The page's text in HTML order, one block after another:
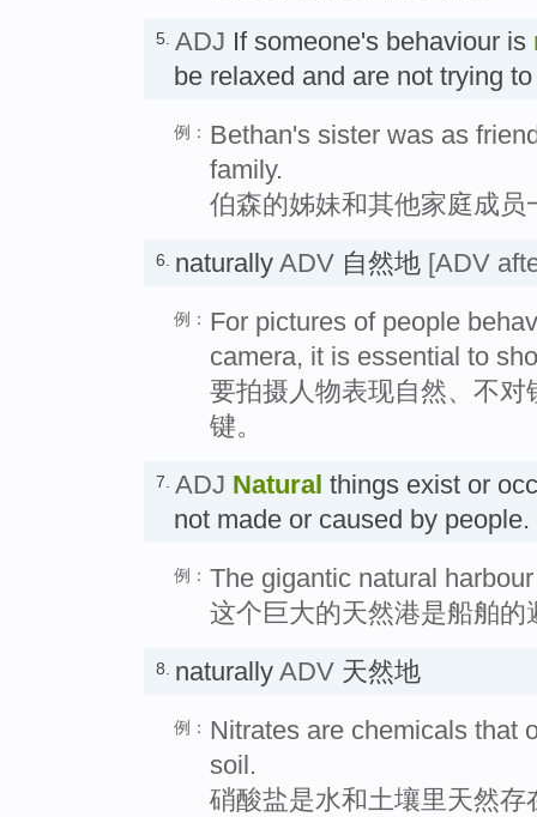
5. ADJ If someone's behaviour is
be relaxed and are not trying
例： Bethan's sister was as
family.
伯森的姊妹和其他家庭成员
6. naturally ADV 自然地 [ADV
例： For pictures of people
camera, it is essential to
要拍摄人物表现自然、不
键。
7. ADJ Natural things exist or
not made or caused by
例： The gigantic natural
这个巨大的天然港是船舶的
8. naturally ADV 天然地
例： Nitrates are chemicals that
soil.
硝酸盐是水和土壤里天然存